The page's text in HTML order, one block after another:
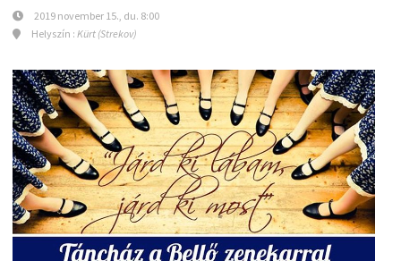
2019 november 15., du. 8:00
Helyszín : Kürt (Strekov)